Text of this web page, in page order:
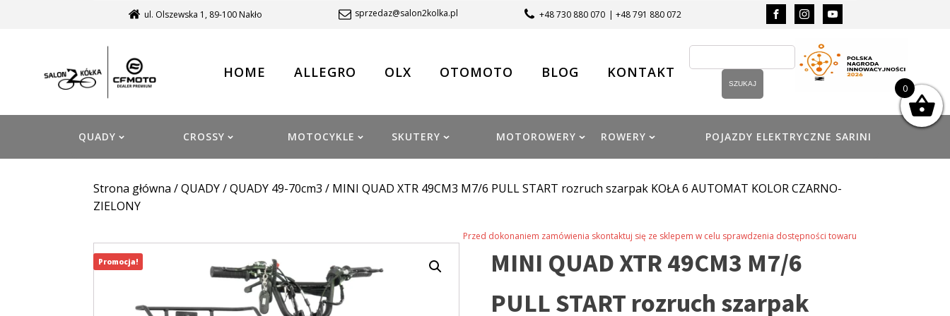
ul. Olszewska 1, 89-100 Nakło sprzedaz@salon2kolka.pl +48 730 880 070 | +48 791 880 072
HOME ALLEGRO OLX OTOMOTO BLOG KONTAKT
QUADY CROSSY MOTOCYKLE SKUTERY MOTOROWERY ROWERY POJAZDY ELEKTRYCZNE SARINI
Strona główna /QUADY/QUADY 49-70cm3 / MINI QUAD XTR 49CM3 M7/6 PULL START rozruch szarpak KOŁA 6 AUTOMAT KOLOR CZARNO-
ZIELONY
Przed dokonaniem zamówienia skontaktuj się ze sklepem w celu sprawdzenia dostępności towaru
MINI QUAD XTR 49CM3 M7/6
PULL START rozruch szarpak
Promocja!
0